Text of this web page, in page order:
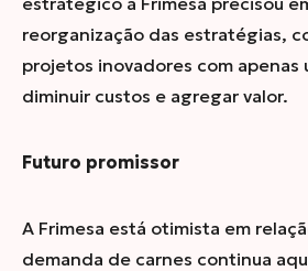
reorganização das estratégias,
projetos inovadores com apenas
diminuir custos e agregar valor.
Futuro promissor
A Frimesa está otimista em
demanda de carnes continua